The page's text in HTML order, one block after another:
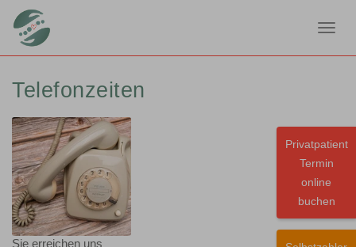
Telefonzeiten
Sie erreichen uns
Privatpatient
Termin
online
buchen